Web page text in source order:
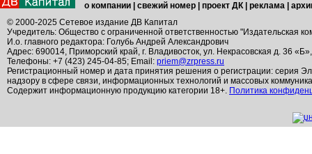
о компании свежий номер проект ДК реклама
© 2000-2025 Сетевое издание ДВ Капитал
Учредитель: Общество с ограниченной ответственностью "Издательская
И.о. главного редактора: Голубь Андрей Александрович
Адрес: 690014, Приморский край, г. Владивосток, ул. Некрасовская д. 36
Телефоны: +7 (423) 245-04-85; Email: priem@zrpress.ru
Регистрационный номер и дата принятия решения о регистрации: серия
надзору в сфере связи, информационных технологий и массовых
Содержит информационную продукцию категории 18+. Политика